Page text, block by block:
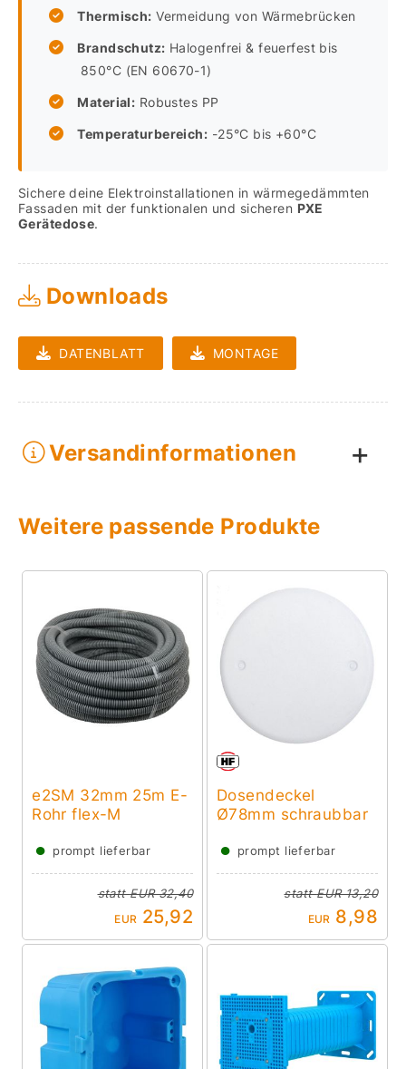
Thermisch: Vermeidung von Wärmebrücken
Brandschutz: Halogenfrei & feuerfest bis
850°C (EN 60670-1)
Material: Robustes PP
Temperaturbereich: -25°C bis +60°C
Sichere deine Elektroinstallationen in wärmegedämmten
Fassaden mit der funktionalen und sicheren PXE
Gerätedose.
Downloads
DATENBLATT MONTAGE
Versandinformationen
Weitere passende Produkte
e2SM 32mm 25m E-
Rohr flex-M
● prompt lieferbar
stattEUR 32,40
EUR 25,92
Dosendeckel
Ø78mm schraubbar
● prompt lieferbar
stattEUR 13,20
EUR 8,98